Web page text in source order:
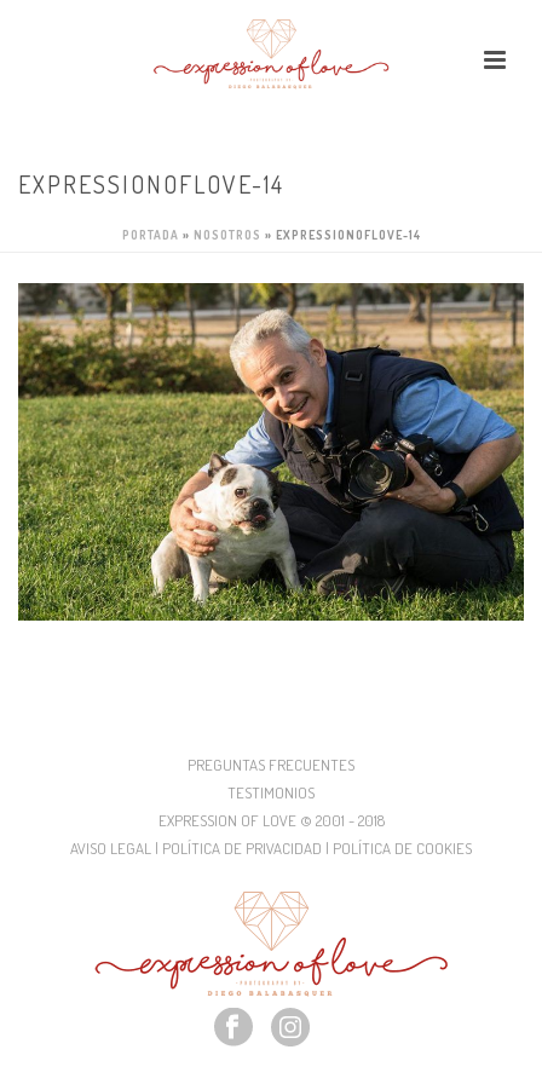
EXPRESSIONOFLOVE-14
PORTADA » NOSOTROS » EXPRESSIONOFLOVE-14
PREGUNTAS FRECUENTES
TESTIMONIOS
EXPRESSION OF LOVE © 2001 - 2018
AVISO LEGAL | POLÍTICA DE PRIVACIDAD | POLÍTICA DE COOKIES